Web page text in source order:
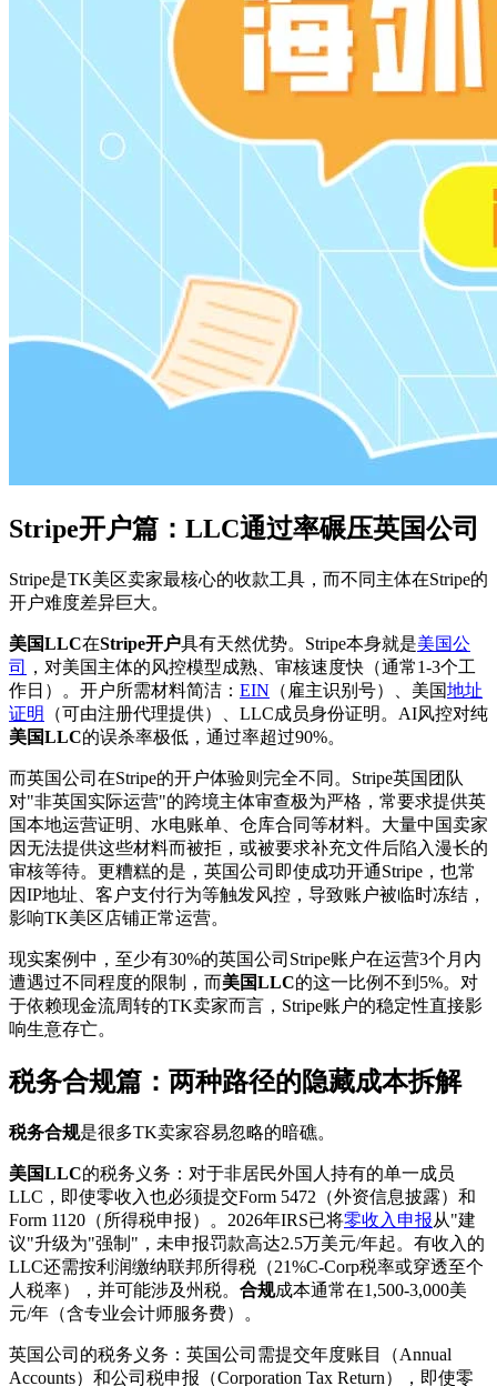
Stripe开户篇：LLC通过率碾压英国公司
Stripe是TK美区卖家最核心的收款工具，而不同主体在Stripe的
开户难度差异巨大。
美国LLC在Stripe开户具有天然优势。Stripe本身就是美国公
司
，对美国主体的风控模型成熟、审核速度快（通常1-3个工
作日）。开户所需材料简洁： EIN （雇主识别号）、美国地址
证明
（可由注册代理提供）、LLC成员身份证明。AI风控对纯
美国LLC的误杀率极低，通过率超过90%。
而英国公司在Stripe的开户体验则完全不同。Stripe英国团队
对"非英国实际运营"的跨境主体审查极为严格，常要求提供英
国本地运营证明、水电账单、仓库合同等材料。大量中国卖家
因无法提供这些材料而被拒，或被要求补充文件后陷入漫长的
审核等待。更糟糕的是，英国公司即使成功开通Stripe，也常
因IP地址、客户支付行为等触发风控，导致账户被临时冻结，
影响TK美区店铺正常运营。
现实案例中，至少有30%的英国公司Stripe账户在运营3个月内
遭遇过不同程度的限制，而美国LLC的这一比例不到5%。对
于依赖现金流周转的TK卖家而言，Stripe账户的稳定性直接影
响生意存亡。
税务合规篇：两种路径的隐藏成本拆解
税务合规是很多TK卖家容易忽略的暗礁。
美国LLC的税务义务：对于非居民外国人持有的单一成员
LLC，即使零收入也必须提交Form 5472（外资信息披露）和
Form 1120（所得税申报）。2026年IRS已将零收入申报从"建
议"升级为"强制"，未申报罚款高达2.5万美元/年起。有收入的
LLC还需按利润缴纳联邦所得税（21%C-Corp税率或穿透至个
人税率），并可能涉及州税。 合规成本通常在1,500-3,000美
元/年（含专业会计师服务费）。
英国公司的税务义务：英国公司需提交年度账目（Annual
Accounts）和公司税申报（Corporation Tax Return），即使零